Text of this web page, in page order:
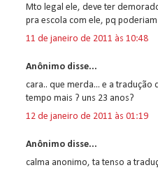
Mto legal ele, deve ter
pra escola com ele, pq
11 de janeiro de 2011 às 10:48
Anônimo disse...
cara.. que merda... e a
tempo mais ? uns 23 anos?
12 de janeiro de 2011 às 01:19
Anônimo disse...
calma anonimo, ta tenso a